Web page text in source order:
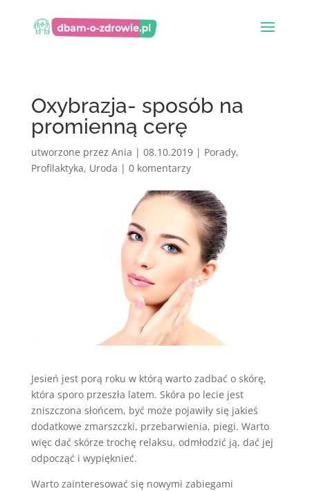
Oxybrazja- sposób na
promienną cerę
utworzone przez Ania | 08.10.2019| Porady,
Profilaktyka, Uroda | 0 komentarzy
Jesień jest porą roku w którą warto zadbać o skórę,
która sporo przeszła latem. Skóra po lecie jest
zniszczona słońcem, być może pojawiły się jakieś
dodatkowe zmarszczki, przebarwienia, piegi. Warto
więc dać skórze trochę relaksu, odmłodzić ją, dać jej
odpocząć i wypięknieć.
Warto zainteresować się nowymi zabiegami